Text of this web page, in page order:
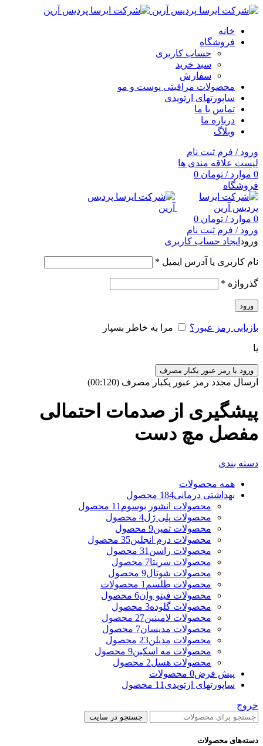
خانه
فروشگاه
حساب کاربری
سبد خرید
سفارش
محصولات مراقبتی پوست و مو
ساپورتهای ارتوپدی
تماس با ما
درباره ما
وبلاگ
ورود / فرم ثبت نام
لیست علاقه مندی ها
0 موارد / تومان
فروشگاه
0 موارد / تومان
ورود / فرم ثبت نام
ورود ایجاد حساب کاربری
نام کاربری یا آدرس ایمیل *
گذرواژه *
ورود
بازیابی رمز عبور؟ مرا به خاطر بسپار
یا
ورود با رمز عبور یکبار مصرف
ارسال مجدد رمز عبور یکبار مصرف (00:
120
)
پیشگیری از صدمات احتمالی
مفصل مچ دست
دسته بندی
همه محصولات
بهداشتی درمانی184 محصول
محصولات انشور بوسوم 11 محصول
محصولات پلی ژل4 محصول
محصولات ثمین9 محصول
محصولات درم انجلین35 محصول
محصولات راسن 31 محصول
محصولات سریتا7 محصول
محصولات شوتال9 محصول
محصولات طلسم 1 محصولات
محصولات فیتو وان6 محصول
محصولات گلوده3 محصول
محصولات لامینین27 محصول
محصولات مدیسان7 محصول
محصولات مدیلن23 محصول
محصولات مه اسکین9 محصول
محصولات هسل2 محصول
پیش فرض0 محصولات
ساپورتهای ارتوپدی 11 محصول
خروج
جستجو در سایت
دسته‌های محصولات